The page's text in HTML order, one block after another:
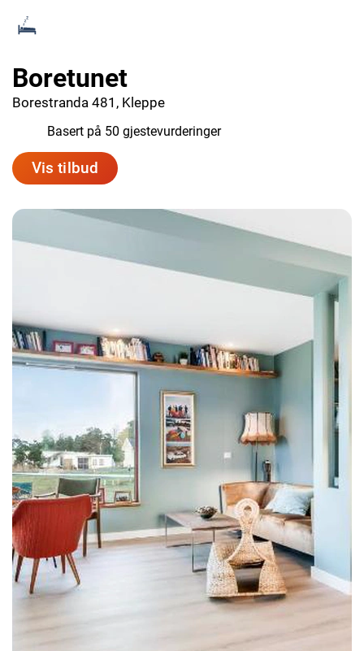
Boretunet
Borestranda 481, Kleppe
Basert på 50 gjestevurderinger
Vis tilbud